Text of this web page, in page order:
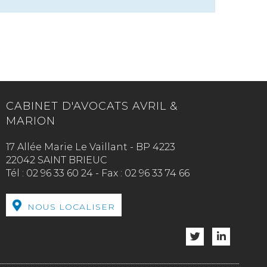
CABINET D'AVOCATS AVRIL &
MARION
17 Allée Marie Le Vaillant - BP 4223
22042 SAINT BRIEUC
Tél : 02 96 33 60 24 - Fax : 02 96 33 74 66
NOUS LOCALISER